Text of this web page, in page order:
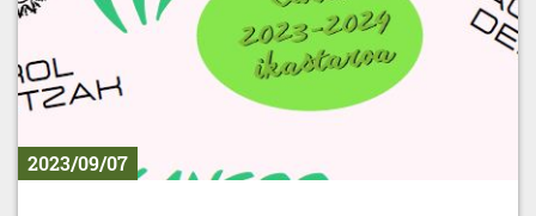
2023/09/07